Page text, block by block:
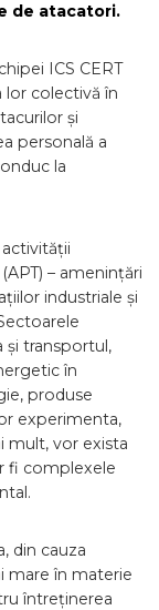
de atacatori.
ICS CERT
lor colectivă în
și
personală a
la
(APT) – amenințări
industriale și
și transportul,
în
produse
experimenta,
mult, vor exista
fi complexele
din cauza
mare în materie
întreținerea